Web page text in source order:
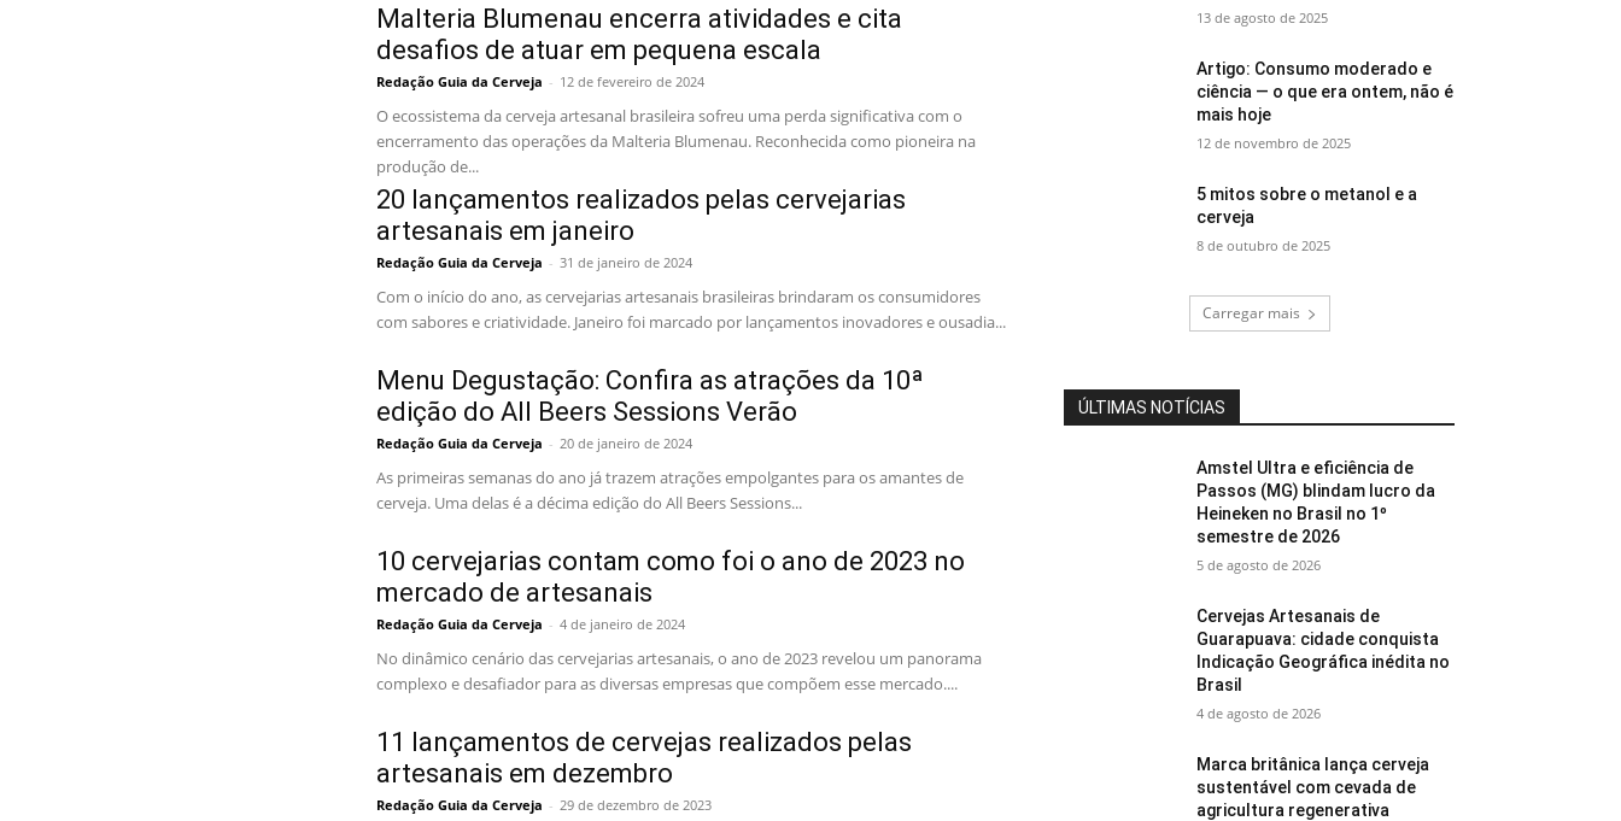
Malteria Blumenau encerra atividades e cita
desafios de atuar em pequena escala
Redação Guia da Cerveja - 12 de fevereiro de 2024
O ecossistema da cerveja artesanal brasileira sofreu uma perda significativa com o
encerramento das operações da Malteria Blumenau. Reconhecida como pioneira na
produção de...
20 lançamentos realizados pelas cervejarias
artesanais em janeiro
Redação Guia da Cerveja - 31 de janeiro de 2024
Com o início do ano, as cervejarias artesanais brasileiras brindaram os consumidores
com sabores e criatividade. Janeiro foi marcado por lançamentos inovadores e ousadia...
Menu Degustação: Confira as atrações da 10ª
edição do All Beers Sessions Verão
Redação Guia da Cerveja - 20 de janeiro de 2024
As primeiras semanas do ano já trazem atrações empolgantes para os amantes de
cerveja. Uma delas é a décima edição do All Beers Sessions...
10 cervejarias contam como foi o ano de 2023 no
mercado de artesanais
Redação Guia da Cerveja - 4 de janeiro de 2024
No dinâmico cenário das cervejarias artesanais, o ano de 2023 revelou um panorama
complexo e desafiador para as diversas empresas que compõem esse mercado....
11 lançamentos de cervejas realizados pelas
artesanais em dezembro
Redação Guia da Cerveja - 29 de dezembro de 2023
13 de agosto de 2025
Artigo: Consumo moderado e
ciência — o que era ontem, não é
mais hoje
12 de novembro de 2025
5 mitos sobre o metanol e a
cerveja
8 de outubro de 2025
Carregar mais
ÚLTIMAS NOTÍCIAS
Amstel Ultra e eficiência de
Passos (MG) blindam lucro da
Heineken no Brasil no 1º
semestre de 2026
5 de agosto de 2026
Cervejas Artesanais de
Guarapuava: cidade conquista
Indicação Geográfica inédita no
Brasil
4 de agosto de 2026
Marca britânica lança cerveja
sustentável com cevada de
agricultura regenerativa